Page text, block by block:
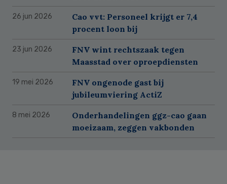
26 jun 2026
Cao vvt: Personeel krijgt er 7,4
procent loon bij
23 jun 2026
FNV wint rechtszaak tegen
Maasstad over oproepdiensten
19 mei 2026
FNV ongenode gast bij
jubileumviering ActiZ
8 mei 2026
Onderhandelingen ggz-cao gaan
moeizaam, zeggen vakbonden